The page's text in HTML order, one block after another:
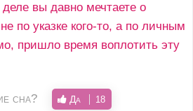
вы давно мечтаете о
по указке кого-то, а по личным
пришло время воплотить эту
сна? Да 18